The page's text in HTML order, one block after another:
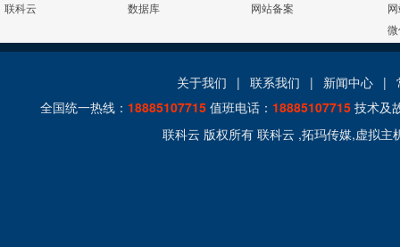
联科云
数据库
网站备案
关于我们 | 联系我们 | 新闻中心 |
全国统一热线： 18885107715 值班电话： 18885107715 技术及
联科云 版权所有 联科云 ,拓玛传媒,虚拟